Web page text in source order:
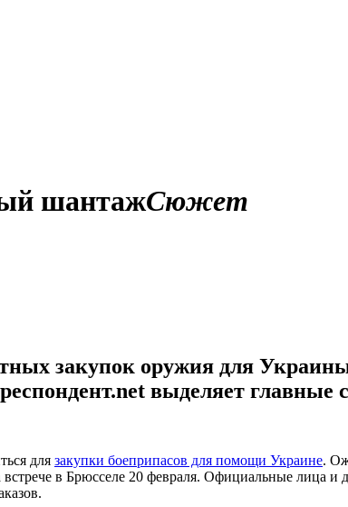
шантажСюжет
закупок оружия для
выделяет главные
для закупки боеприпасов для помощи Украине.
в Брюсселе 20 февраля. Официальные лица